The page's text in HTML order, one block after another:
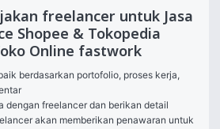
freelancer untuk Jasa
Shopee & Tokopedia
Online fastwork
berdasarkan portofolio, proses kerja,
dengan freelancer dan berikan detail
akan memberikan penawaran untuk